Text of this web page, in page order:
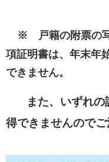
※ 戸籍の附票の
項証明書は、年末年
できません。
また、いずれの
得できませんのでご